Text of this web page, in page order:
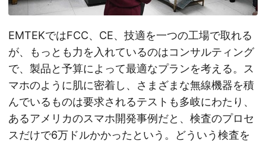
EMTEKではFCC、CE、技適を一つの工場で取れる
が、もっとも力を入れているのはコンサルティング
で、製品と予算によって最適なプランを考える。ス
マホのように肌に密着し、さまざまな無線機器を積
んでいるものは要求されるテストも多岐にわたり、
あるアメリカのスマホ開発事例だと、検査のプロセ
スだけで6万ドルかかったという。どういう検査を